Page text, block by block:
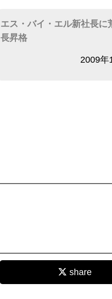
エス・バイ・エル新社長に
長昇格
2009年
share